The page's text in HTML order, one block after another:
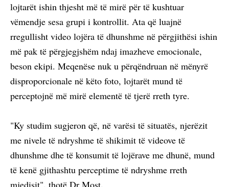
lojtarët ishin thjesht më të mirë për të kushtuar
vëmendje sesa grupi i kontrollit. Ata që luajnë
rregullisht video lojëra të dhunshme në përgjithësi ishin
më pak të përgjegjshëm ndaj imazheve emocionale,
beson ekipi. Meqenëse nuk u përqëndruan në mënyrë
disproporcionale në këto foto, lojtarët mund të
perceptojnë më mirë elementë të tjerë rreth tyre.
"Ky studim sugjeron që, në varësi të situatës, njerëzit
me nivele të ndryshme të shikimit të videove të
dhunshme dhe të konsumit të lojërave me dhunë, mund
të kenë gjithashtu perceptime të ndryshme rreth
mjedisit", thotë Dr Most.